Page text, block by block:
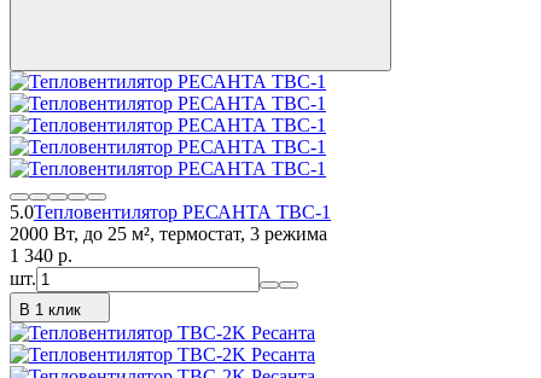
5.0Тепловентилятор РЕСАНТА ТВС-1
2000 Вт, до 25 м², термостат, 3 режима
1 340 p.
шт.
В 1 клик